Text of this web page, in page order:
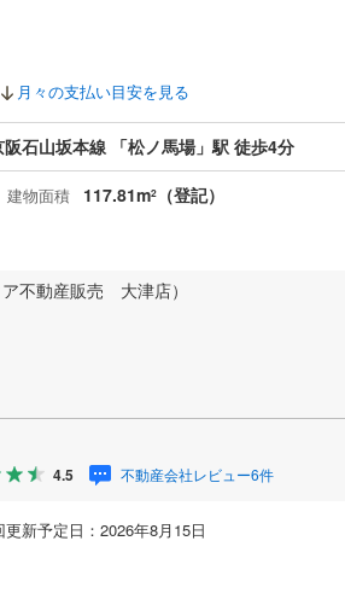
月々の支払い目安を見る
阪石山坂本線 「松ノ馬場」駅 徒歩4分
建物面積 117.81m2 （登記）
不動産販売 大津店）
4.5 不動産会社レビュー6件
新予定日：2026年8月15日